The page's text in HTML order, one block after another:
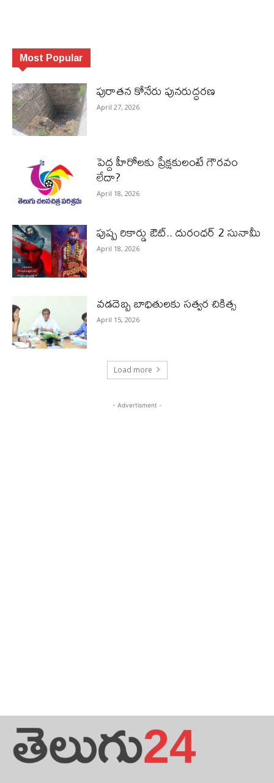
Most Popular
పురాత‌న కోనేరు పున‌రుద్ధ‌ర‌ణ
April 27, 2026
పెద్ద హీరోల‌కు ప్రేక్ష‌కులంటే గౌర‌వం
లేదా?
April 18, 2026
పుష్ప రికార్డు ఔట్‌.. దురంధ‌ర్ 2 సునామీ
April 18, 2026
వడదెబ్బ బాధితులకు సత్వర చికిత్స
April 15, 2026
Load more
- Advertisment -